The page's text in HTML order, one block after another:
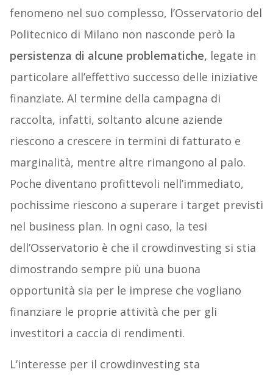
fenomeno nel suo complesso, l’Osservatorio del
Politecnico di Milano non nasconde però la
persistenza di alcune problematiche, legate in
particolare all’effettivo successo delle iniziative
finanziate. Al termine della campagna di
raccolta, infatti, soltanto alcune aziende
riescono a crescere in termini di fatturato e
marginalità, mentre altre rimangono al palo.
Poche diventano profittevoli nell’immediato,
pochissime riescono a superare i target previsti
nel business plan. In ogni caso, la tesi
dell’Osservatorio è che il crowdinvesting si stia
dimostrando sempre più una buona
opportunità sia per le imprese che vogliano
finanziare le proprie attività che per gli
investitori a caccia di rendimenti.
L’interesse per il crowdinvesting sta